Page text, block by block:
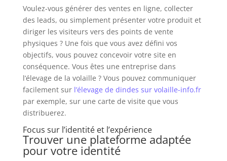
Voulez-vous générer des ventes en ligne, collecter
des leads, ou simplement présenter votre produit et
diriger les visiteurs vers des points de vente
physiques ? Une fois que vous avez défini vos
objectifs, vous pouvez concevoir votre site en
conséquence. Vous êtes une entreprise dans
l’élevage de la volaille ? Vous pouvez communiquer
facilement sur l’élevage de dindes sur volaille-info.fr
par exemple, sur une carte de visite que vous
distribuerez.
Focus sur l’identité et l’expérience
Trouver une plateforme adaptée
pour votre identité